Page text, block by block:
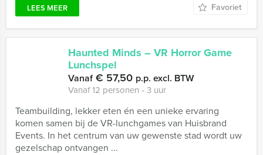
LEES MEER Favoriet
Haunted Minds – VR Horror Game
Lunchspel
Vanaf€ 57,50 p.p. excl. BTW
Vanaf 12 personen ‐ 3 uur
Teambuilding, lekker eten én een unieke ervaring
komen samen bij de VR-lunchgames van Huisbrand
Events. In het centrum van uw gewenste stad wordt uw
gezelschap ontvangen ...